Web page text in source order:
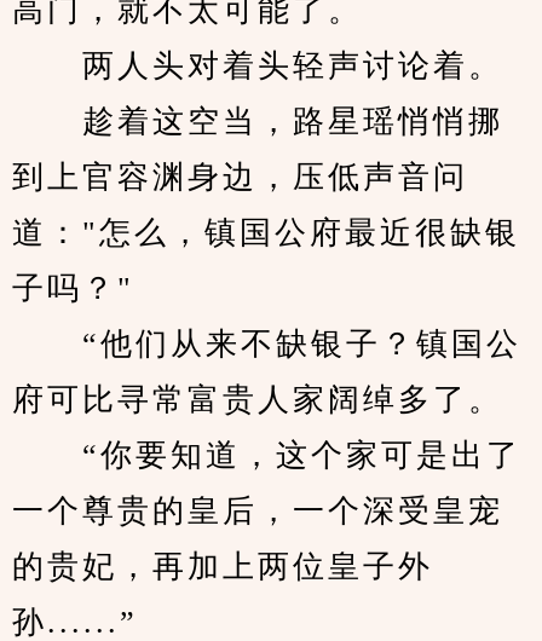
高门，就不太可能了。
两人头对着头轻声讨论着。
趁着这空当，路星瑶悄悄挪
到上官容渊身边，压低声音问
道："怎么，镇国公府最近很缺银
子吗？"
“他们从来不缺银子？镇国公
府可比寻常富贵人家阔绰多了。
“你要知道，这个家可是出了
一个尊贵的皇后，一个深受皇宠
的贵妃，再加上两位皇子外
孙......”